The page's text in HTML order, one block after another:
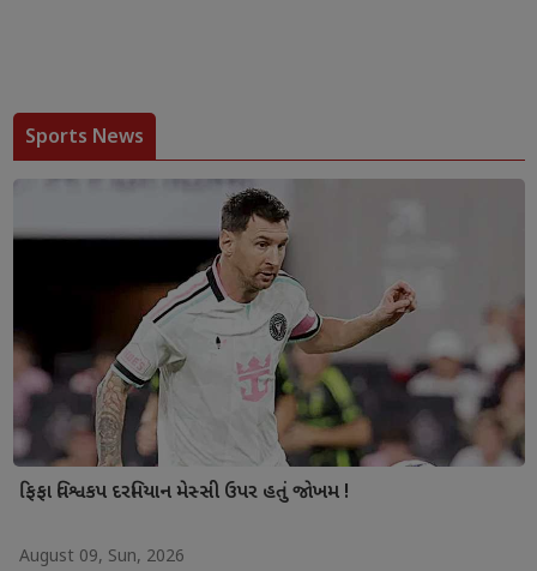
Sports News
ફિફા વિશ્વકપ દરમિયાન મેસ્સી ઉપર હતું જોખમ !
August 09, Sun, 2026